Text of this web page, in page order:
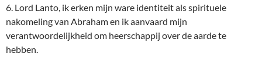
6. Lord Lanto, ik erken mijn ware identiteit als spirituele
nakomeling van Abraham en ik aanvaard mijn
verantwoordelijkheid om heerschappij over de aarde te
hebben.